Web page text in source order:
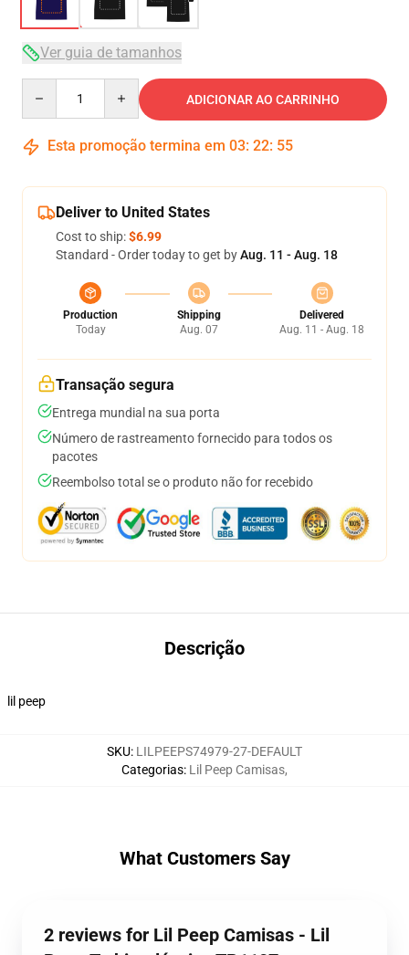
Ver guia de tamanhos
ADICIONAR AO CARRINHO
Esta promoção termina em 03: 22: 54
Deliver to United States
Cost to ship:$6.99
Standard - Order today to get byAug. 11 - Aug. 18
Production
Today
Shipping
Aug. 07
Delivered
Aug. 11 - Aug. 18
Transação segura
Entrega mundial na sua porta
Número de rastreamento fornecido para todos os
pacotes
Reembolso total se o produto não for recebido
Descrição
lil peep
SKU: LILPEEPS74979-27-DEFAULT
Categorias: Lil Peep Camisas,
What Customers Say
2 reviews for Lil Peep Camisas - Lil